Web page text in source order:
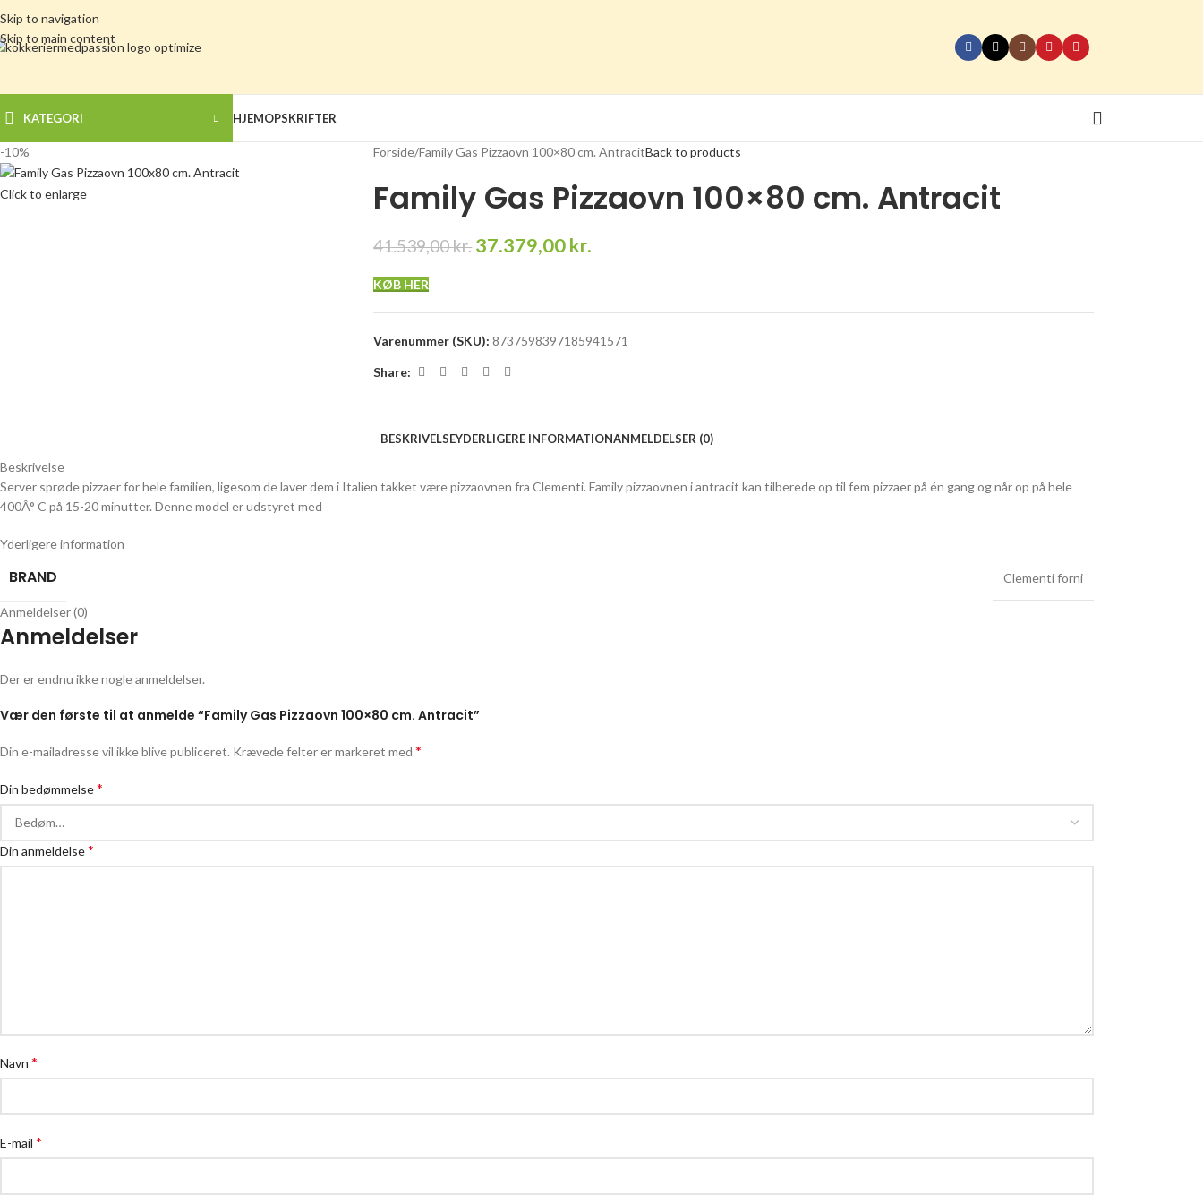
Skip to navigation
Skip to main content
KATEGORI HJEMOPSKRIFTER
-10%
Click to enlarge
Forside Family Gas Pizzaovn 100×80 cm. AntracitBack to products
Family Gas Pizzaovn 100×80 cm. Antracit
41.539,00kr. 37.379,00kr.
KØB HER
Varenummer (SKU):8737598397185941571
Share:
BESKRIVELSEYDERLIGERE INFORMATIONANMELDELSER (0)
Beskrivelse
Server sprøde pizzaer for hele familien, ligesom de laver dem i Italien takket være pizzaovnen fra Clementi. Family pizzaovnen i antracit kan tilberede op til fem pizzaer på én gang og når op på hele
400Â° C på 15-20 minutter. Denne model er udstyret med
Yderligere information
BRAND Clementi forni
Anmeldelser (0)
Anmeldelser
Der er endnu ikke nogle anmeldelser.
Vær den første til at anmelde “Family Gas Pizzaovn 100×80 cm. Antracit”
Din e-mailadresse vil ikke blive publiceret. Krævede felter er markeret med *
Din bedømmelse*
Din anmeldelse*
Navn *
E-mail *